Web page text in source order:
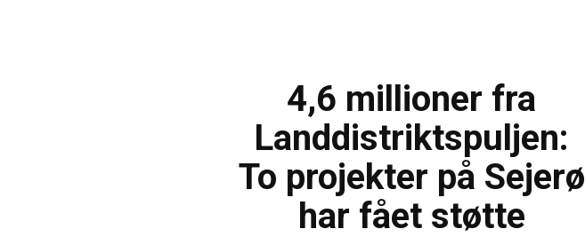
4,6 millioner fra
Landdistriktspuljen:
To projekter på Sejerø
har fået støtte